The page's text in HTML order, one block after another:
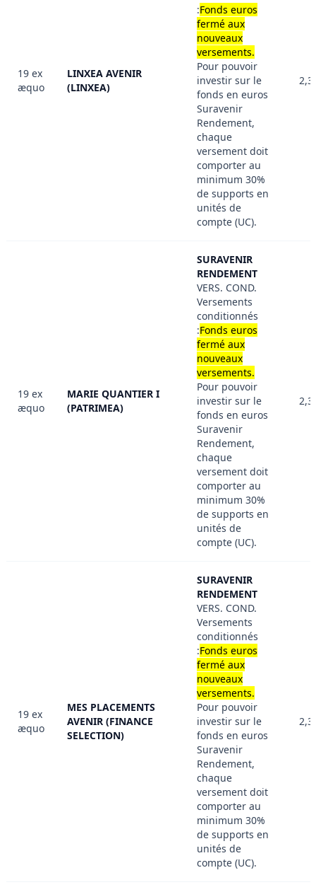
19 ex
æquo
LINXEA AVENIR
(LINXEA)
:Fonds euros
fermé aux
nouveaux
versements.
Pour pouvoir
investir sur le
fonds en euros
Suravenir
Rendement,
chaque
versement doit
comporter au
minimum 30%
de supports en
unités de
compte (UC).
19 ex
æquo
MARIE QUANTIER I
(PATRIMEA)
SURAVENIR
RENDEMENT
VERS. COND.
Versements
conditionnés
:Fonds euros
fermé aux
nouveaux
versements.
Pour pouvoir
investir sur le
fonds en euros
Suravenir
Rendement,
chaque
versement doit
comporter au
minimum 30%
de supports en
unités de
compte (UC).
19 ex
æquo
MES PLACEMENTS
AVENIR (FINANCE
SELECTION)
SURAVENIR
RENDEMENT
VERS. COND.
Versements
conditionnés
:Fonds euros
fermé aux
nouveaux
versements.
Pour pouvoir
investir sur le
fonds en euros
Suravenir
Rendement,
chaque
versement doit
comporter au
minimum 30%
de supports en
unités de
compte (UC).